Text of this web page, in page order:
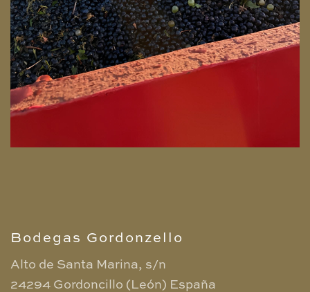
Bodegas Gordonzello
Alto de Santa Marina, s/n
24294 Gordoncillo (León) España